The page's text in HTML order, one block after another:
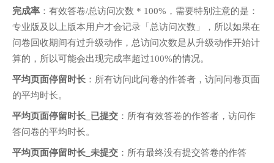
完成率 ：有效答卷/总访问次数 * 100%，需要特别注意的是：
专业版及以上版本用户才会记录「总访问次数」，所以如果在
问卷回收期间有过升级动作，总访问次数是从升级动作开始计
算的，所以可能会出现完成率超过100%的情况。
平均页面停留时长 ：所有访问此问卷的作答者，访问问卷页面
的平均时长。
平均页面停留时长_已提交 ：所有有效答卷的作答者，访问作
答问卷的平均时长。
平均页面停留时长_未提交 ：所有最终没有提交答卷的作答